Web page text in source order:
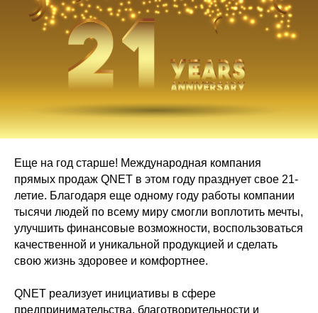
Еще на год старше! Международная компания
прямых продаж QNET в этом году празднует свое 21-
летие. Благодаря еще одному году работы компании
тысячи людей по всему миру смогли воплотить мечты,
улучшить финансовые возможности, воспользоваться
качественной и уникальной продукцией и сделать
свою жизнь здоровее и комфортнее.
QNET реализует инициативы в сфере
предпринимательства, благотворительности и